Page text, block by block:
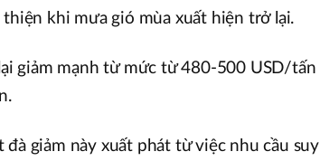
khi mưa gió mùa xuất hiện trở lại.
giảm mạnh từ mức từ 480-500 USD/tấn
giảm này xuất phát từ việc nhu cầu suy